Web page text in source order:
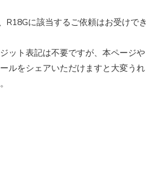
R18Gに該当するご依頼はお受けでき
ット表記は不要ですが、本ページや
ルをシェアいただけますと大変うれ